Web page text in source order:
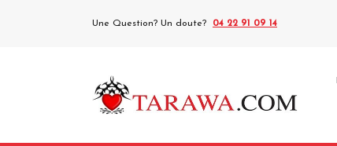
Une Question? Un doute? 04 22 91 09 14